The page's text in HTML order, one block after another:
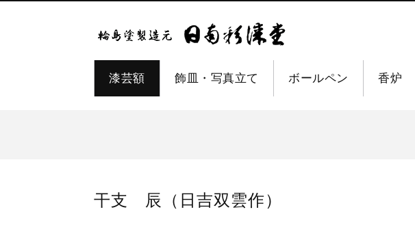
漆芸額 飾皿・写真立て ボールペン 香炉
干支 辰（日吉双雲作）